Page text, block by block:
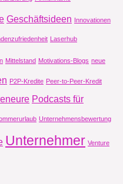
Geschäftsideen Innovationen
Laserhub
Mittelstand Motivations-Blogs neue
P2P-Kredite Peer-to-Peer-Kredit
Podcasts für
Unternehmensbewertung
Unternehmer Venture